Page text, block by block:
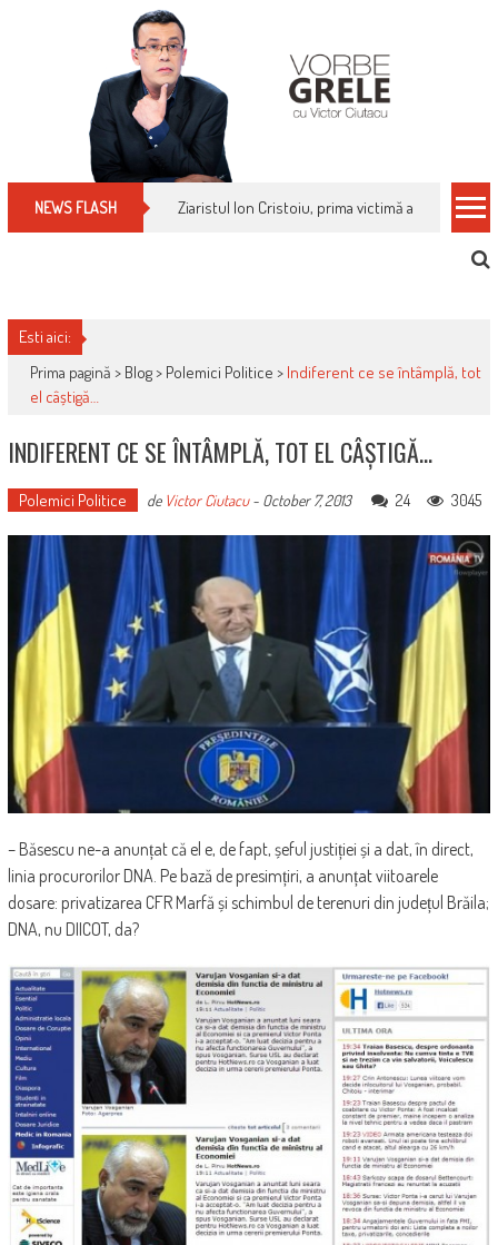
NEWS FLASH Cum îți schimbi, rapid, gratuit și eficient,
Esti aici:
Prima pagină > Blog> Polemici Politice > Indiferent ce se întâmplă, tot
el câștigă…
INDIFERENT CE SE ÎNTÂMPLĂ, TOT EL CÂȘTIGĂ…
Polemici Politice de Victor Ciutacu- October 7, 2013 24 3045
– Băsescu ne-a anunțat că el e, de fapt, șeful justiției și a dat, în direct,
linia procurorilor DNA. Pe bază de presimțiri, a anunțat viitoarele
dosare: privatizarea CFR Marfă și schimbul de terenuri din județul Brăila;
DNA, nu DIICOT, da?